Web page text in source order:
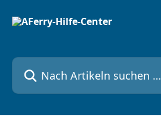
Nach Artikeln suchen …